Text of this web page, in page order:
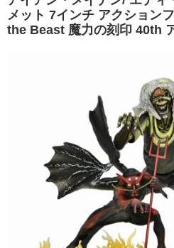
メット 7インチ アクション
the Beast 魔力の刻印 40th